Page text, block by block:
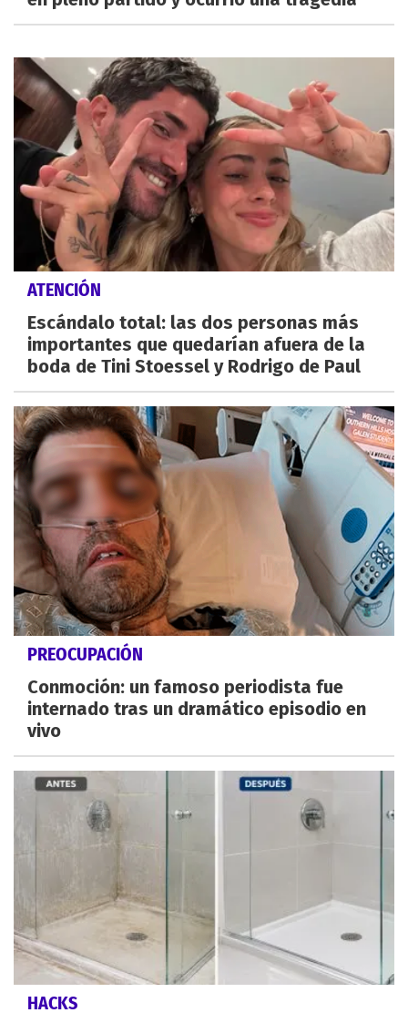
ATENCIÓN
Escándalo total: las dos personas más
importantes que quedarían afuera de la
boda de Tini Stoessel y Rodrigo de Paul
PREOCUPACIÓN
Conmoción: un famoso periodista fue
internado tras un dramático episodio en
vivo
HACKS